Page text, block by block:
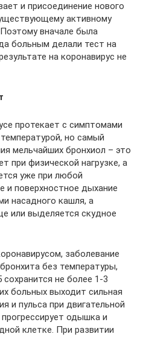
и присоединение нового
активному
вначале была
больным делали тест на
на коронавирус не
протекает с симптомами
но самый
мельчайших бронхиол – это
при физической нагрузке, а
уже при любой
и поверхностное дыхание
насадного кашля, а
или выделяется скудное
заболевание
без температуры,
не более 1-3
больных выходит сильная
и пульса при двигательной
одышка и
клетке. При развитии